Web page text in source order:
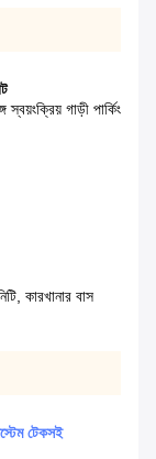
স্বয়ংক্রিয় গাড়ী পার্কিং
কারখানার বাস
টেকসই